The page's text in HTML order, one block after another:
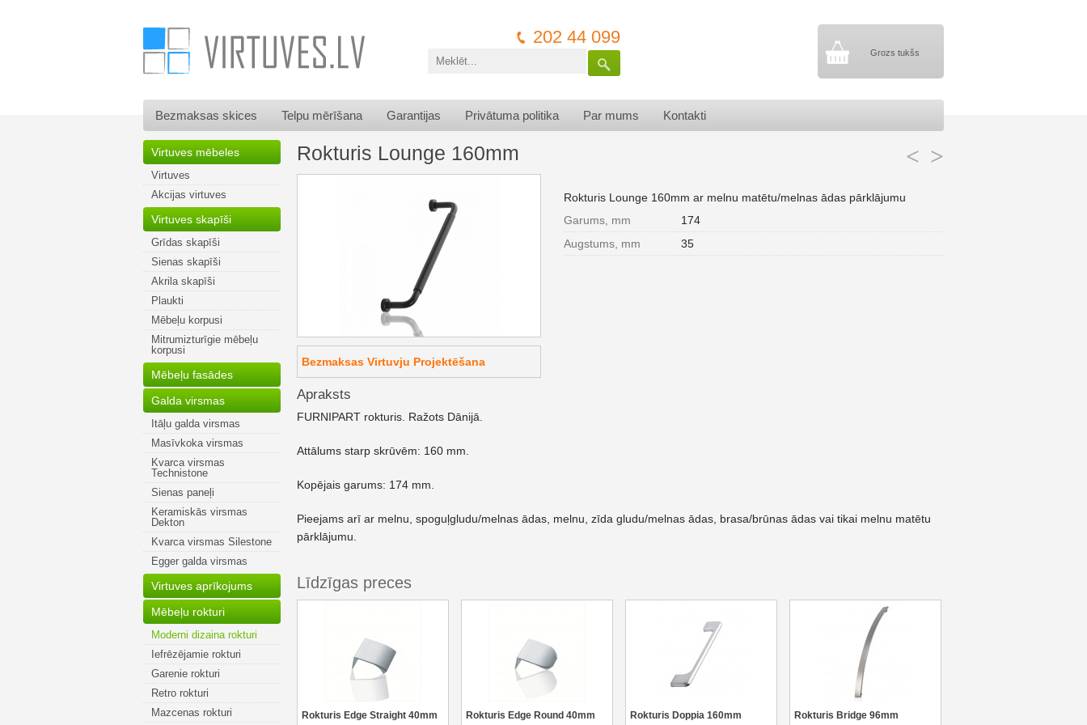
Grozs tukšs
202 44 099
Bezmaksas skices Telpu mērīšana Garantijas Privātuma politika Par mums Kontakti
Virtuves mēbeles
Virtuves
Akcijas virtuves
Virtuves skapīši
Grīdas skapīši
Sienas skapīši
Akrila skapīši
Plaukti
Mēbeļu korpusi
Mitrumizturīgie mēbeļu
korpusi
Mēbeļu fasādes
Galda virsmas
Itāļu galda virsmas
Masīvkoka virsmas
Kvarca virsmas
Technistone
Sienas paneļi
Keramiskās virsmas
Dekton
Kvarca virsmas Silestone
Egger galda virsmas
Virtuves aprīkojums
Mēbeļu rokturi
Moderni dizaina rokturi
Iefrēzējamie rokturi
Garenie rokturi
Retro rokturi
Mazcenas rokturi
Rokturis Lounge 160mm < >
Bezmaksas Virtuvju Projektēšana
Rokturis Lounge 160mm ar melnu matētu/melnas ādas pārklājumu
Garums, mm
174
Augstums, mm
35
Apraksts
FURNIPART rokturis. Ražots Dānijā.
Attālums starp skrūvēm: 160 mm.
Kopējais garums: 174 mm.
Pieejams arī ar melnu, spoguļgludu/melnas ādas, melnu, zīda gludu/melnas ādas, brasa/brūnas ādas vai tikai melnu matētu
pārklājumu.
Līdzīgas preces
Rokturis Edge Straight 40mm Rokturis Edge Round 40mm Rokturis Doppia 160mm Rokturis Bridge 96mm